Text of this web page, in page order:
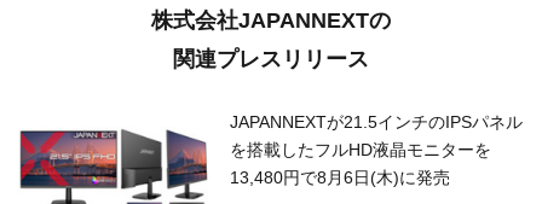
株式会社JAPANNEXTの
関連プレスリリース
JAPANNEXTが21.5インチのIPSパネル
を搭載したフルHD液晶モニターを
13,480円で8月6日(木)に発売